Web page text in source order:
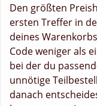
Den größten
ersten Treffer in
deines
Code weniger als
bei der du
unnötige
danach